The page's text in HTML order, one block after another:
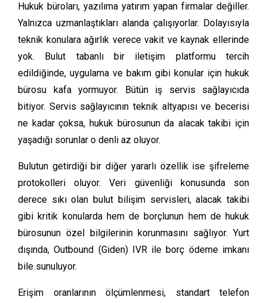
Hukuk büroları, yazılıma yatırım yapan firmalar değiller.
Yalnızca uzmanlaştıkları alanda çalışıyorlar. Dolayısıyla
teknik konulara ağırlık verece vakit ve kaynak ellerinde
yok. Bulut tabanlı bir iletişim platformu tercih
edildiğinde, uygulama ve bakım gibi konular için hukuk
bürosu kafa yormuyor. Bütün iş servis sağlayıcıda
bitiyor. Servis sağlayıcının teknik altyapısı ve becerisi
ne kadar çoksa, hukuk bürosunun da alacak takibi için
yaşadığı sorunlar o denli az oluyor.
Bulutun getirdiği bir diğer yararlı özellik ise şifreleme
protokolleri oluyor. Veri güvenliği konusunda son
derece sıkı olan bulut bilişim servisleri, alacak takibi
gibi kritik konularda hem de borçlunun hem de hukuk
bürosunun özel bilgilerinin korunmasını sağlıyor. Yurt
dışında, Outbound (Giden) IVR ile borç ödeme imkanı
bile sunuluyor.
Erişim oranlarının ölçümlenmesi, standart telefon